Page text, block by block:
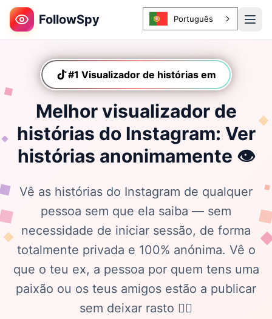
FollowSpy Português
#1 Visualizador de histórias em
Melhor visualizador de
histórias do Instagram: Ver
histórias anonimamente 👁️
Vê as histórias do Instagram de qualquer
pessoa sem que ela saiba — sem
necessidade de iniciar sessão, de forma
totalmente privada e 100% anónima. Vê o
que o teu ex, a pessoa por quem tens uma
paixão ou os teus amigos estão a publicar
sem deixar rasto 🕵️‍♀️